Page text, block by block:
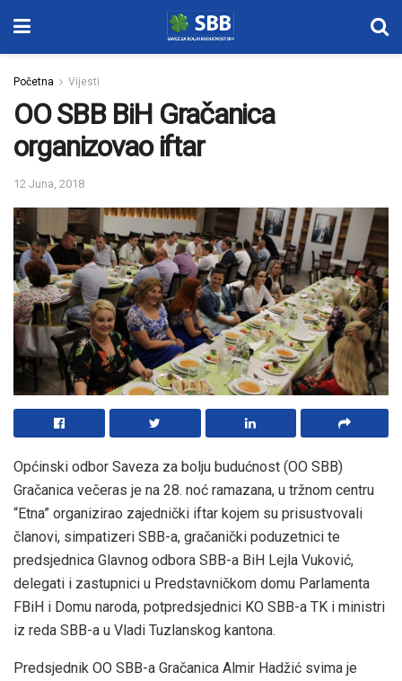
Početna Vijesti
OO SBB BiH Gračanica
organizovao iftar
12 Juna, 2018
Općinski odbor Saveza za bolju budućnost (OO SBB)
Gračanica večeras je na 28. noć ramazana, u tržnom centru
“Etna” organizirao zajednički iftar kojem su prisustvovali
članovi, simpatizeri SBB-a, gračanički poduzetnici te
predsjednica Glavnog odbora SBB-a BiH Lejla Vuković,
delegati i zastupnici u Predstavničkom domu Parlamenta
FBiH i Domu naroda, potpredsjednici KO SBB-a TK i ministri
iz reda SBB-a u Vladi Tuzlanskog kantona.
Predsjednik OO SBB-a Gračanica Almir Hadžić svima je